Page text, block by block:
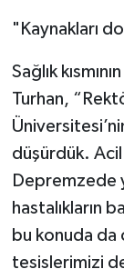
"Kaynakları
Sağlık
Turhan,
düşürdük.
Depremzede
hastalıkların
bu konuda da
tesislerimizi